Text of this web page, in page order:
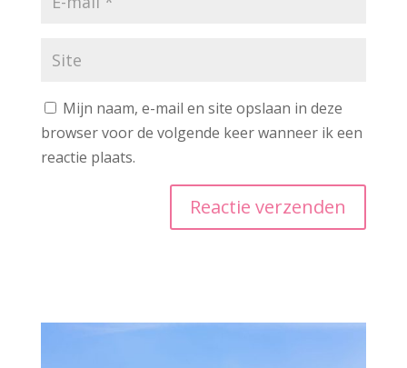
Mijn naam, e-mail en site opslaan in deze
browser voor de volgende keer wanneer ik een
reactie plaats.